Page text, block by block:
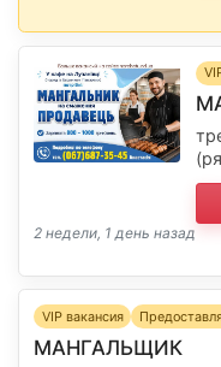
2 недели, 1 день назад
VIP вакансия
МАНГАЛЬЩИК